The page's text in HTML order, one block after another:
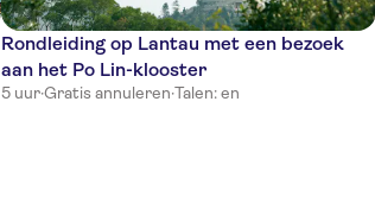
Rondleiding op Lantau met een bezoek
aan het Po Lin-klooster
5 uur·Gratis annuleren·Talen: en